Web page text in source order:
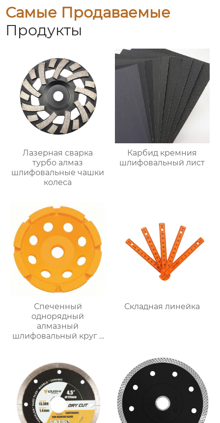
Самые Продаваемые
Продукты
Лазерная сварка
турбо алмаз
шлифовальные чашки
колеса
Карбид кремния
шлифовальный лист
Спеченный
однорядный
алмазный
шлифовальный круг с
Складная линейка